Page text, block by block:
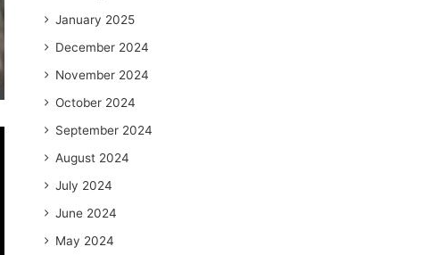
January 2025
December 2024
November 2024
October 2024
September 2024
August 2024
July 2024
June 2024
May 2024